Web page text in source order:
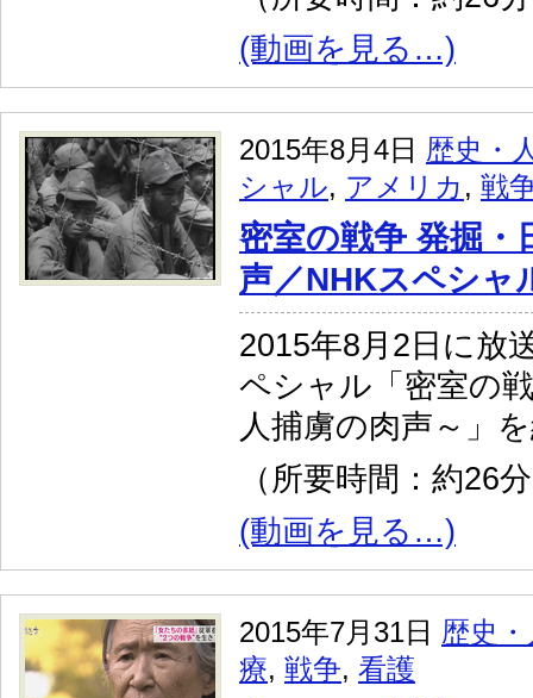
(動画を見る…)
2015年8月4日 歴史・
シャル, アメリカ , 戦
密室の戦争 発掘・
声／NHKスペシャ
2015年8月2日に放
ペシャル「密室の
人捕虜の肉声～」
（所要時間：約26
(動画を見る…)
2015年7月31日 歴史
療, 戦争, 看護